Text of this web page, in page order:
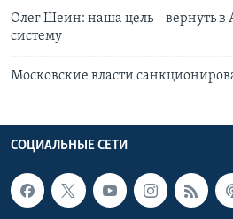
Олег Шеин: наша цель – вернуть в
систему
Московские власти
СОЦИАЛЬНЫЕ СЕТИ